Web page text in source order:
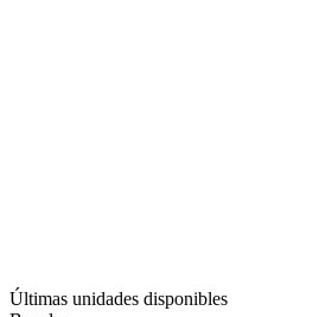
Últimas unidades disponibles